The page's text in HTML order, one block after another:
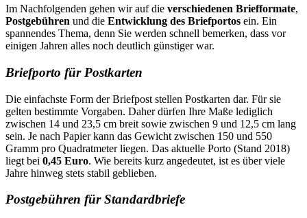
Im Nachfolgenden gehen wir auf die verschiedenen Briefformate,
Postgebühren und die Entwicklung des Briefportos ein. Ein
spannendes Thema, denn Sie werden schnell bemerken, dass vor
einigen Jahren alles noch deutlich günstiger war.
Briefporto für Postkarten
Die einfachste Form der Briefpost stellen Postkarten dar. Für sie
gelten bestimmte Vorgaben. Daher dürfen Ihre Maße lediglich
zwischen 14 und 23,5 cm breit sowie zwischen 9 und 12,5 cm lang
sein. Je nach Papier kann das Gewicht zwischen 150 und 550
Gramm pro Quadratmeter liegen. Das aktuelle Porto (Stand 2018)
liegt bei 0,45 Euro. Wie bereits kurz angedeutet, ist es über viele
Jahre hinweg stets stabil geblieben.
Postgebühren für Standardbriefe